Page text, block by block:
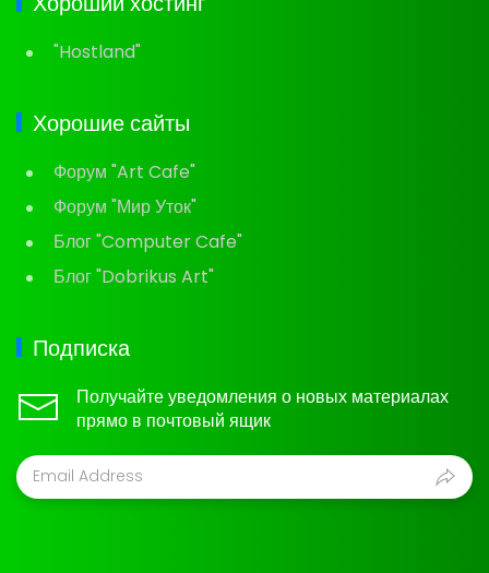
"Hostland"
Хорошие сайты
Форум "Art Cafe"
Форум "Мир Уток"
Блог "Computer Cafe"
Блог "Dobrikus Art"
Подписка
Получайте уведомления о новых материалах
прямо в почтовый ящик